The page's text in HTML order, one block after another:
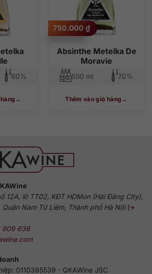
60%
Absinthe Metelka De
Moravie
750.000 ₫
500 ml 70%
Thêm vào giỏ hàng
12A, lô TT02, KĐT HDMon (Hải Đăng City),
Nam Từ Liêm, Thành phố Hà Nội(
909 636
0110385539 - QKAWine JSC